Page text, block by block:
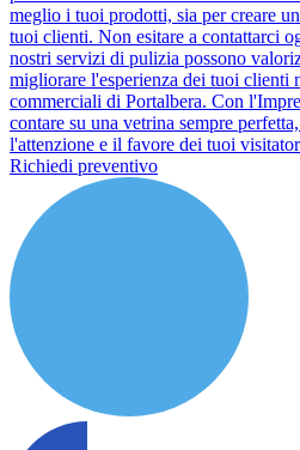
meglio i tuoi prodotti, sia per creare
tuoi clienti. Non esitare a contattarci
nostri servizi di pulizia possono
migliorare l'esperienza dei tuoi clienti
commerciali di Portalbera. Con
contare su una vetrina sempre
l'attenzione e il favore dei tuoi
Richiedi preventivo